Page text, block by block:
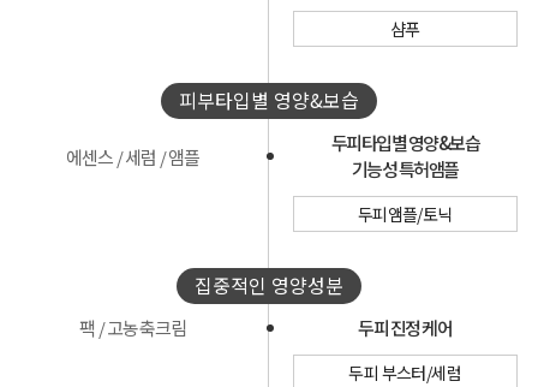
샴푸
피부타입별 영양&보습
에센스 / 세럼 / 앰플
두피타입별 영양&보습
기능성 특허앰플
두피앰플/토닉
집중적인 영양성분
팩 / 고농축크림 두피 진정 케어
두피 부스터/세럼